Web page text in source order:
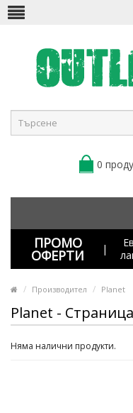
0
ПРОМО
ОФЕРТИ |
Производител Planet
Planet -
Няма налични продукти.